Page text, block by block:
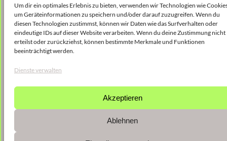
Um dir ein optimales Erlebnis zu bieten, verwenden wir Technologien wie
um Geräteinformationen zu speichern und/oder darauf zuzugreifen. Wenn du
diesen Technologien zustimmst, können wir Daten wie das Surfverhalten oder
eindeutige IDs auf dieser Website verarbeiten. Wenn du deine Zustimmung nicht
erteilst oder zurückziehst, können bestimmte Merkmale und Funktionen
beeinträchtigt werden.
Dienste verwalten
Akzeptieren
Ablehnen
Harald Muenz
data compression (2009)
Clinton McCallum
in a hall of mirrors waiting to die (2008)